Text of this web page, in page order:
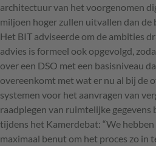
architectuur van het voorgenomen
miljoen hoger zullen uitvallen dan de
Het BIT adviseerde om de ambities
advies is formeel ook opgevolgd,
over een DSO met een basisniveau
overeenkomt met wat er nu al bij de
systemen voor het aanvragen van
raadplegen van ruimtelijke gegevens
tijdens het Kamerdebat: “We hebben
maximaal benut om het proces zo in